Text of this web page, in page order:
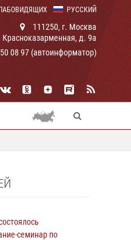
РУССКИЙ
111250, г. Москва
Красноказарменная, д. 9а
08 97 (автоинформатор)
семинар по